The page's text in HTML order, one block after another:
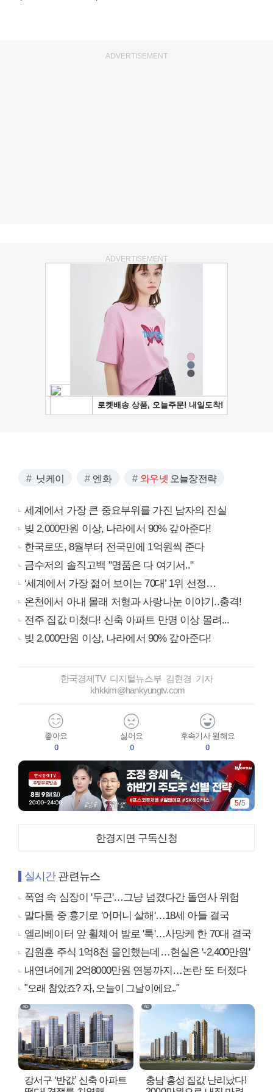
ADVERTISEMENT
ADVERTISEMENT
닛케이 엔화 와우넷 오늘장전략
세계에서 가장 큰 중요부위를 가진 남자의 진실
빚 2,000만원 이상, 나라에서 90% 갚아준다!
한국로또, 8월부터 전국민에 1억원씩 준다
금수저의 솔직고백 "명품은 다 여기서.."
‘세계에서 가장 젊어 보이는 70대’ 1위 선정…
온천에서 아내 몰래 처형과 사랑나눈 이야기..충격!
전주 집값 미쳤다! 신축 아파트 만명 이상 몰려...
빚 2,000만원 이상, 나라에서 90% 갚아준다!
한국경제TV 디지털뉴스부 김현경 기자
khkkim@hankyungtv.com
좋아요
0
싫어요
0
후속기사 원해요
0
5/5
한경지면 구독신청
실시간관련뉴스
폭염 속 심장이 '두근'…그냥 넘겼다간 돌연사 위험
말다툼 중 흉기로 '어머니 살해'…18세 아들 결국
엘리베이터 앞 휠체어 발로 '툭'…사망케 한 70대 결국
김원훈 주식 1억8천 올인했는데…현실은 '-2,400만원'
내연녀에게 2억8000만원 연봉까지…논란 또 터졌다
"오래 참았죠? 자, 오늘이 그날이에요.."
강서구 ‘반값’ 신축 아파트
충남 홍성 집값 난리났다!